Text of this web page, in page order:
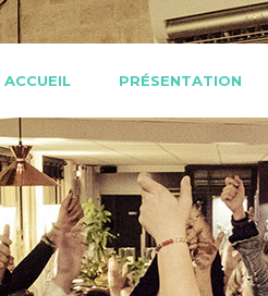
ACCUEIL PRÉSENTATION